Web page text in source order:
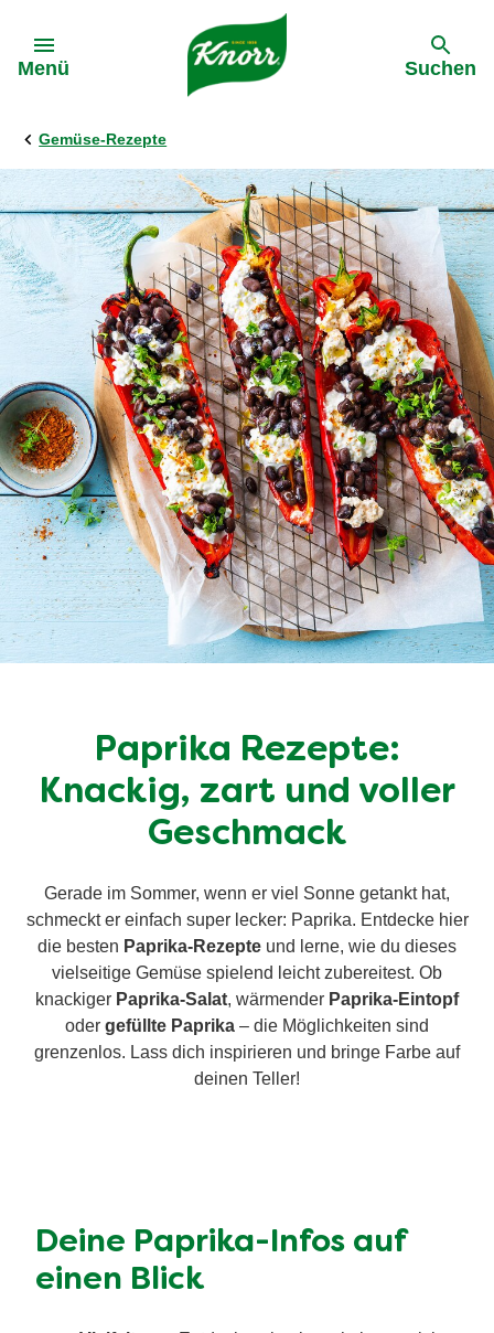
Menü Suchen
Gemüse-Rezepte
Paprika Rezepte:
Knackig, zart und voller
Geschmack
Gerade im Sommer, wenn er viel Sonne getankt hat,
schmeckt er einfach super lecker: Paprika. Entdecke hier
die besten Paprika-Rezepte und lerne, wie du dieses
vielseitige Gemüse spielend leicht zubereitest. Ob
knackiger Paprika-Salat, wärmender Paprika-Eintopf
oder gefüllte Paprika – die Möglichkeiten sind
grenzenlos. Lass dich inspirieren und bringe Farbe auf
deinen Teller!
Deine Paprika-Infos auf
einen Blick